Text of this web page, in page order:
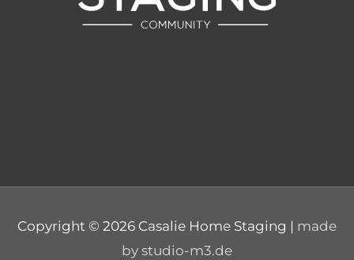
Copyright © 2026 Casalie Home Staging | made
by studio-m3.de